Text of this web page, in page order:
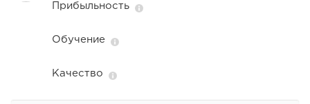
Прибыльность
Обучение
Качество